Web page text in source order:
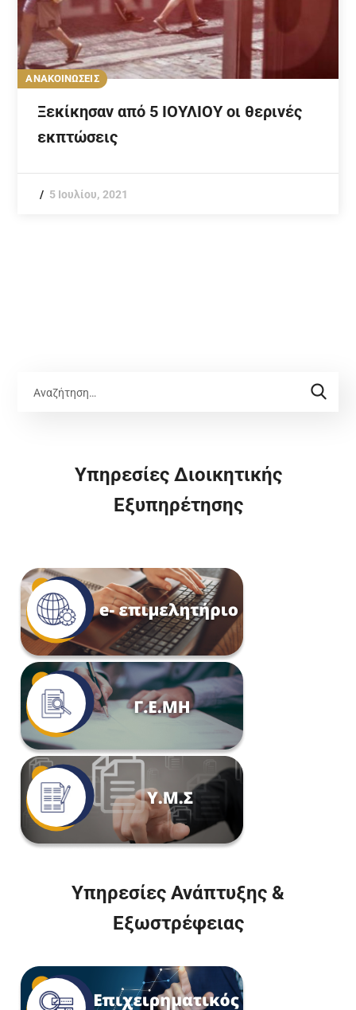
ΑΝΑΚΟΙΝΩΣΕΙΣ
Ξεκίκησαν από 5 ΙΟΥΛΙΟΥ οι θερινές
εκπτώσεις
5 Ιουλίου, 2021
Υπηρεσίες Διοικητικής
Εξυπηρέτησης
Υπηρεσίες Ανάπτυξης &
Εξωστρέφειας